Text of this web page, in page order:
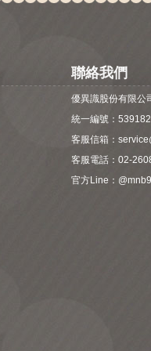
聯絡我們
優異識股份有限公
統一編號：
客服信箱：
客服電話：02-
官方Line：